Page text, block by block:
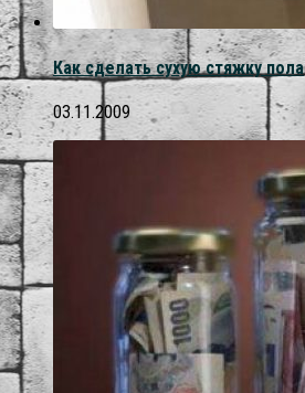
Как сделать сухую стяжку пола
03.11.2009